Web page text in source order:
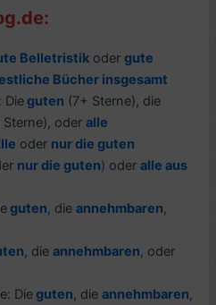
Belletristik odergute
Bücher insgesamt
Dieguten (7+ Sterne), die
Sterne), oderalle
oder nur die guten
nur die guten) oderalle aus
guten, dieannehmbaren,
, dieannehmbaren, oder
Dieguten, dieannehmbaren,